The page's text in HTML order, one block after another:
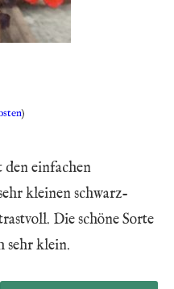
)
einfachen
kleinen schwarz-
Die schöne Sorte
sehr klein.